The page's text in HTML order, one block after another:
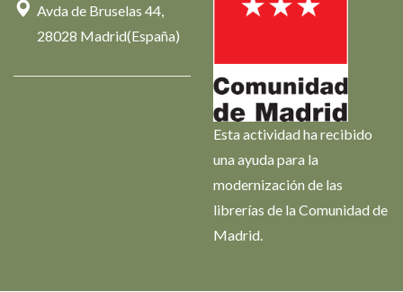
Avda de Bruselas 44,
28028 Madrid(España)
Esta actividad ha recibido
una ayuda para la
modernización de las
librerías de la Comunidad de
Madrid.